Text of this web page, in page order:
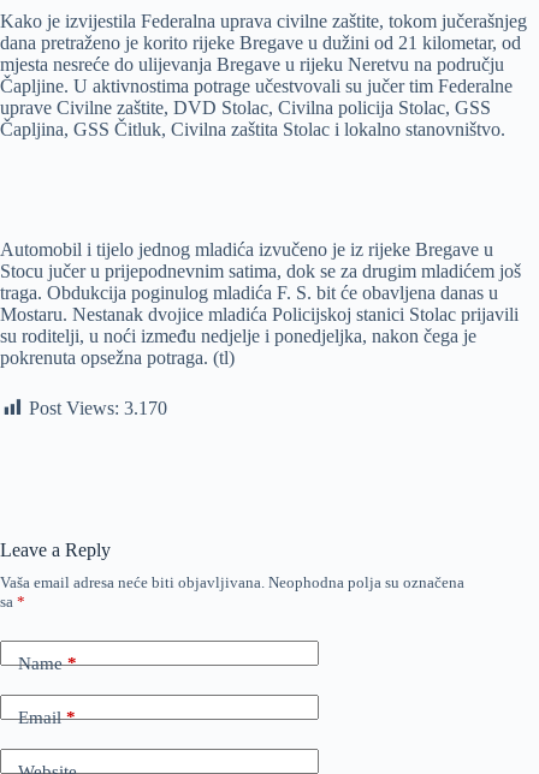
Kako je izvijestila Federalna uprava civilne zaštite, tokom jučerašnjeg
dana pretraženo je korito rijeke Bregave u dužini od 21 kilometar, od
mjesta nesreće do ulijevanja Bregave u rijeku Neretvu na području
Čapljine. U aktivnostima potrage učestvovali su jučer tim Federalne
uprave Civilne zaštite, DVD Stolac, Civilna policija Stolac, GSS
Čapljina, GSS Čitluk, Civilna zaštita Stolac i lokalno stanovništvo.
Automobil i tijelo jednog mladića izvučeno je iz rijeke Bregave u
Stocu jučer u prijepodnevnim satima, dok se za drugim mladićem još
traga. Obdukcija poginulog mladića F. S. bit će obavljena danas u
Mostaru. Nestanak dvojice mladića Policijskoj stanici Stolac prijavili
su roditelji, u noći između nedjelje i ponedjeljka, nakon čega je
pokrenuta opsežna potraga. (tl)
Post Views: 3.170
Leave a Reply
Vaša email adresa neće biti objavljivana. Neophodna polja su označena
sa *
Name*
Email*